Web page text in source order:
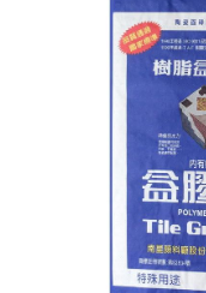
原Line已滿